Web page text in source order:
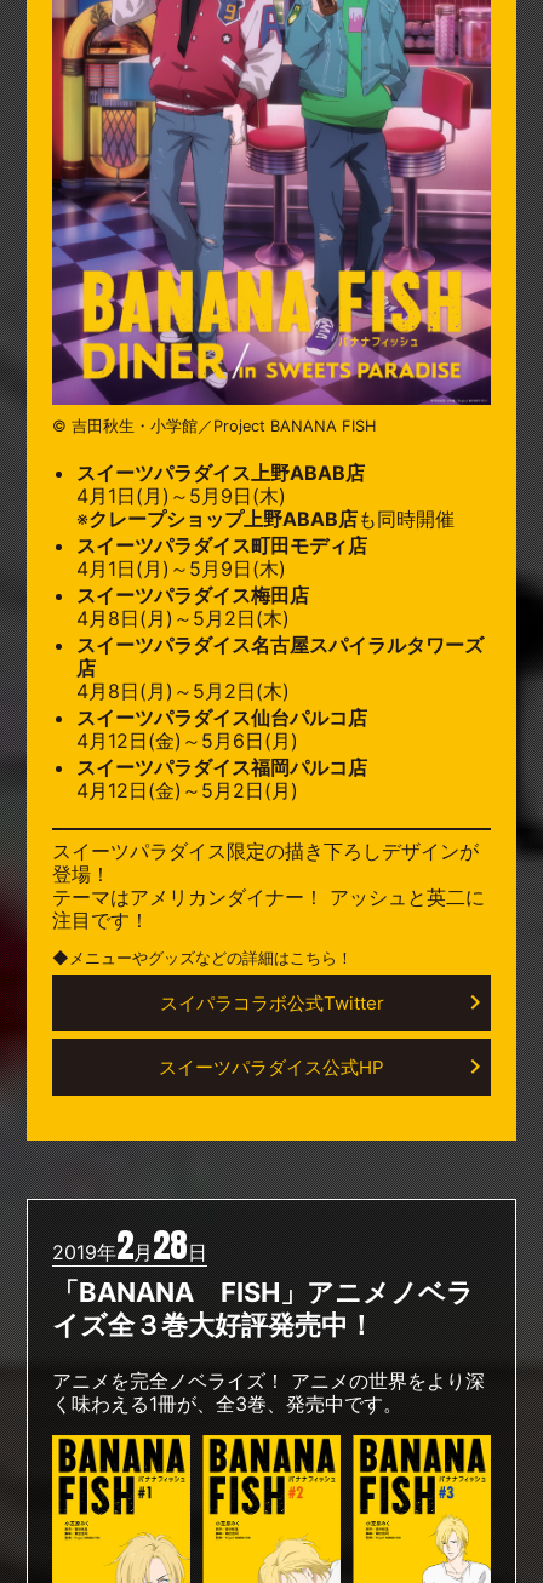
© 吉田秋生・小学館／Project BANANA FISH
スイーツパラダイス上野ABAB店
4月1日(月)～5月9日(木)
※クレープショップ上野ABAB店も同時開催
スイーツパラダイス町田モディ店
4月1日(月)～5月9日(木)
スイーツパラダイス梅田店
4月8日(月)～5月2日(木)
スイーツパラダイス名古屋スパイラルタワーズ
店
4月8日(月)～5月2日(木)
スイーツパラダイス仙台パルコ店
4月12日(金)～5月6日(月)
スイーツパラダイス福岡パルコ店
4月12日(金)～5月2日(月)
スイーツパラダイス限定の描き下ろしデザインが
登場！
テーマはアメリカンダイナー！ アッシュと英二に
注目です！
◆メニューやグッズなどの詳細はこちら！
スイパラコラボ公式Twitter
スイーツパラダイス公式HP
2019年2月 28日
「BANANA FISH」アニメノベラ
イズ全３巻大好評発売中！
アニメを完全ノベライズ！ アニメの世界をより深
く味わえる1冊が、全3巻、発売中です。